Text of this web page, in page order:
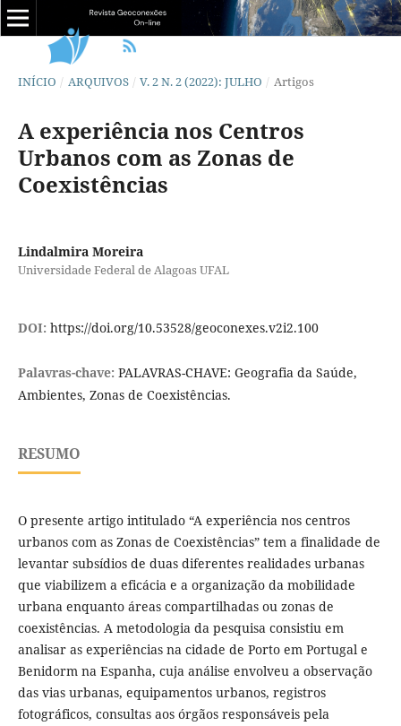
INÍCIO / ARQUIVOS / V. 2 N. 2 (2022): JULHO / Artigos
A experiência nos Centros
Urbanos com as Zonas de
Coexistências
Lindalmira Moreira
Universidade Federal de Alagoas UFAL
DOI: https://doi.org/10.53528/geoconexes.v2i2.100
Palavras-chave: PALAVRAS-CHAVE: Geografia da Saúde,
Ambientes, Zonas de Coexistências.
RESUMO
O presente artigo intitulado “A experiência nos centros
urbanos com as Zonas de Coexistências” tem a finalidade de
levantar subsídios de duas diferentes realidades urbanas
que viabilizem a eficácia e a organização da mobilidade
urbana enquanto áreas compartilhadas ou zonas de
coexistências. A metodologia da pesquisa consistiu em
analisar as experiências na cidade de Porto em Portugal e
Benidorm na Espanha, cuja análise envolveu a observação
das vias urbanas, equipamentos urbanos, registros
fotográficos, consultas aos órgãos responsáveis pela